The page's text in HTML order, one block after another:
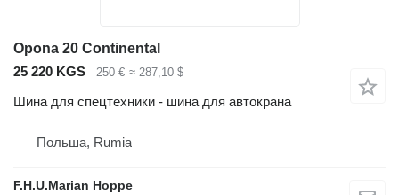
Opona 20 Continental
25 220 KGS
250 € ≈ 287,10 $
Шина для спецтехники - шина для автокрана
Польша, Rumia
F.H.U.Marian Hoppe